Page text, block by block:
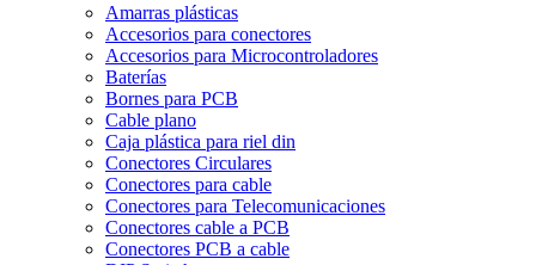
Amarras plásticas
Accesorios para conectores
Accesorios para Microcontroladores
Baterías
Bornes para PCB
Cable plano
Caja plástica para riel din
Conectores Circulares
Conectores para cable
Conectores para Telecomunicaciones
Conectores cable a PCB
Conectores PCB a cable